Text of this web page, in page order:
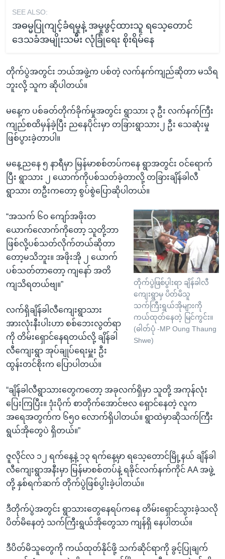
SEE ALSO:
အဓမ္မပြုကျင့်ခံရမှုနဲ့ အမှုဖွင့်ထားသူ ရသေ့တောင်
ဒေသခံအမျိုးသမီး လုံခြုံရေး စိုးရိမ်နေ
တိုက်ပွဲအတွင်း ဘယ်အဖွဲ့က ပစ်တဲ့ လက်နက်ကျည်ဆိုတာ မသိရ
ဘူးလို့ သူက ဆိုပါတယ်။
မနေ့က ပစ်ခတ်တိုက်ခိုက်မှုအတွင်း ရွာသား ၃ ဦး လက်နက်ကြီး
ကျည်စထိမှန်ခဲ့ပြီး ညနေပိုင်းမှာ တခြားရွာသား၂ ဦး သေဆုံးမှု
ဖြစ်ပွားခဲ့တာပါ။
မနေ့ညနေ ၅ နာရီမှာ မြန်မာစစ်တပ်ကနေ ရွာအတွင်း ဝင်ရောက်
ပြီး ရွာသား ၂ ယောက်ကိုပစ်သတ်ခဲ့တာလို့ တခြားချိန်ခါလီ
ရွာသား တဦးကတော့ စွပ်စွဲပြောဆိုပါတယ်။
တိုက်ပွဲဖြစ်ပွါးရာ ချိန်ခါလီ
ကျေးရွာမှ ပိတ်မိသူ
သက်ကြီးရွယ်အိုများကို
ကယ်ထုတ်နေတဲ့ မြင်ကွင်း။
(ဓါတ်ပုံ -MP Oung Thaung
Shwe)
“အသက် ၆၀ ကျော်အဖိုးတ
ယောက်လောက်ကိုတော့ သူတို့ဘာ
ဖြစ်လို့ပစ်သတ်လိုက်တယ်ဆိုတာ
တော့မသိဘူး။ အဖိုးအို ၂ ယောက်
ပစ်သတ်တာတော့ ကျနော် အတိ
ကျသိရတယ်ဗျ။”
လက်ရှိချိန်ခါလီကျေးရွာသား
အားလုံးနီးပါးဟာ စစ်ဘေးလွတ်ရာ
ကို တိမ်းရှောင်နေရတယ်လို့ ချိန်ခါ
လီကျေးရွာ အုပ်ချုပ်ရေးမှူး ဦး
ထွန်းတင်စိုးက ပြောပါတယ်။
“ချိန်ခါလီရွာသားတွေကတော့ အခုလက်ရှိမှာ သူတို့ အကုန်လုံး
ပြေးကြပြီး။ ဒုံးပိုက် စာတိုက်အောင်ဗလ ရှောင်နေတဲ့ လူက
အရေအတွက်က ၆၅၀ လောက်ရှိပါတယ်။ ရွာထဲမှာဆိုသက်ကြီး
ရွယ်အိုတွေပဲ ရှိတယ်။”
ဇူလိုင်လ ၁၂ ရက်နေ့နဲ့ ၁၃ ရက်နေ့မှာ ရသေ့တောင်မြို့နယ် ချိန်ခါ
လီကျေးရွာအနီးမှာ မြန်မာစစ်တပ်နဲ့ ရခိုင်လက်နက်ကိုင် AA အဖွဲ့
တို့ နှစ်ရက်ဆက် တိုက်ပွဲဖြစ်ပွါးခဲ့ပါတယ်။
ဒီတိုက်ပွဲအတွင်း ရွာသားတွေနေရပ်ကနေ တိမ်းရှောင်သွားခဲ့သလို
ပိတ်မိနေတဲ့ သက်ကြီးရွယ်အိုတွေသာ ကျန်ရှိ နေပါတယ်။
ဒီပိတ်မိသူတွေကို ကယ်ထုတ်နိုင်ဖို့ သက်ဆိုင်ရာကို ခွင့်ပြုချက်